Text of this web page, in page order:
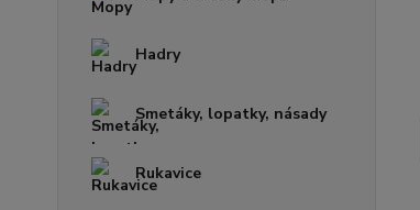
Hadry
Smetáky, lopatky, násady
Rukavice